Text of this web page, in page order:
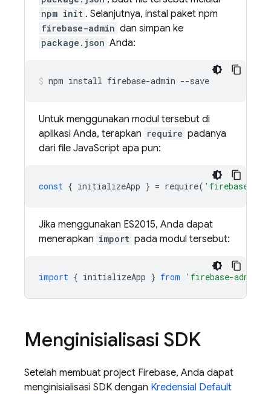
npm init . Selanjutnya, instal paket npm
firebase-admin dan simpan ke
package.json Anda:
npm install firebase-admin --save
Untuk menggunakan modul tersebut di
aplikasi Anda, terapkan require padanya
dari file JavaScript apa pun:
const { initializeApp } = require( 'firebase-
Jika menggunakan ES2015, Anda dapat
menerapkan import pada modul tersebut:
import { initializeApp } from 'firebase-admin/
Menginisialisasi SDK
Setelah membuat project Firebase, Anda dapat
menginisialisasi SDK dengan Kredensial Default